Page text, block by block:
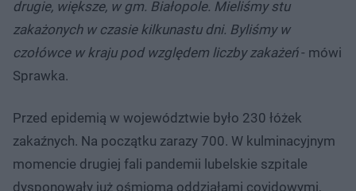
drugie, większe, w gm. Białopole. Mieliśmy stu
zakażonych w czasie kilkunastu dni. Byliśmy w
czołówce w kraju pod względem liczby zakażeń- mówi
Sprawka.
Przed epidemią w województwie było 230 łóżek
zakaźnych. Na początku zarazy 700. W kulminacyjnym
momencie drugiej fali pandemii lubelskie szpitale
dysponowały już ośmioma oddziałami covidowymi,